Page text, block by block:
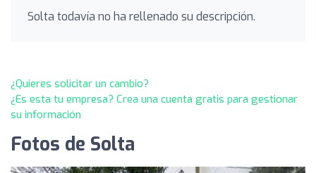
Solta todavía no ha rellenado su descripción.
¿Quieres solicitar un cambio?
¿Es esta tu empresa? Crea una cuenta gratis para gestionar
su información
Fotos de Solta